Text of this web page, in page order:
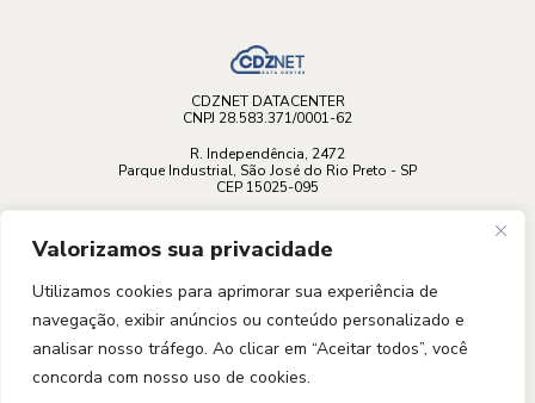
Valorizamos sua privacidade
Utilizamos cookies para aprimorar sua experiência de
navegação, exibir anúncios ou conteúdo personalizado e
analisar nosso tráfego. Ao clicar em “Aceitar todos”, você
concorda com nosso uso de cookies.
CDZNET DATACENTER
CNPJ 28.583.371/0001-62
R. Independência, 2472
Parque Industrial, São José do Rio Preto - SP
CEP 15025-095
Acompanhe no Instagram
@cdz_net